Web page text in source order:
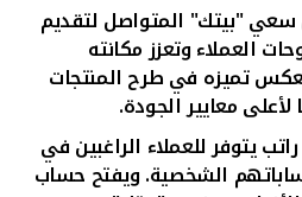
سعي "بيتك" المتواصل لتقديم
العملاء وتعزز مكانته
تميزه في طرح المنتجات
معايير الجودة.
يتوفر للعملاء الراغبين في
الشخصية. ويفتح حساب